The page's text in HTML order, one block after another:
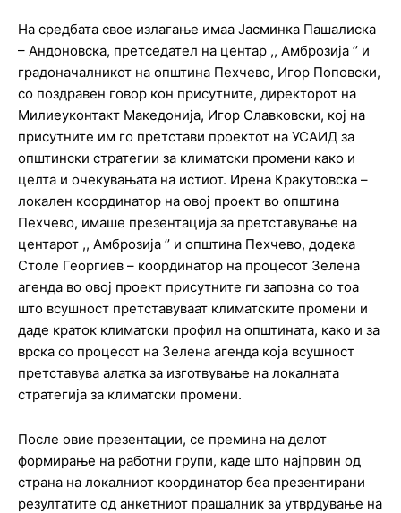
На средбата свое излагање имаа Јасминка Пашалиска
– Андоновска, претседател на центар ,, Амброзија ’’ и
градоначалникот на општина Пехчево, Игор Поповски,
со поздравен говор кон присутните, директорот на
Милиеуконтакт Македонија, Игор Славковски, кој на
присутните им го претстави проектот на УСАИД за
општински стратегии за климатски промени како и
целта и очекувањата на истиот. Ирена Кракутовска –
локален координатор на овој проект во општина
Пехчево, имаше презентација за претставување на
центарот ,, Амброзија ’’ и општина Пехчево, додека
Столе Георгиев – координатор на процесот Зелена
агенда во овој проект присутните ги запозна со тоа
што всушност претставуваат климатските промени и
даде краток климатски профил на општината, како и за
врска со процесот на Зелена агенда која всушност
претставува алатка за изготвување на локалната
стратегија за климатски промени.
После овие презентации, се премина на делот
формирање на работни групи, каде што најпрвин од
страна на локалниот координатор беа презентирани
резултатите од анкетниот прашалник за утврдување на